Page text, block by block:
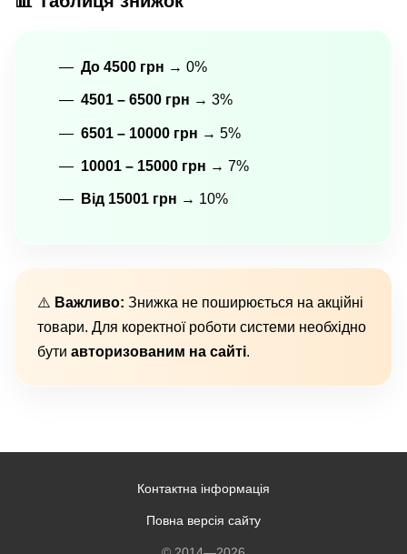
До 4500 грн → 0%
4501 – 6500 грн → 3%
6501 – 10000 грн → 5%
10001 – 15000 грн → 7%
Від 15001 грн → 10%
⚠️ Важливо: Знижка не поширюється на акційні
товари. Для коректної роботи системи необхідно
бути авторизованим на сайті.
Контактна інформація
Повна версія сайту